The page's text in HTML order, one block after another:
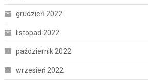
grudzień 2022
listopad 2022
październik 2022
wrzesień 2022